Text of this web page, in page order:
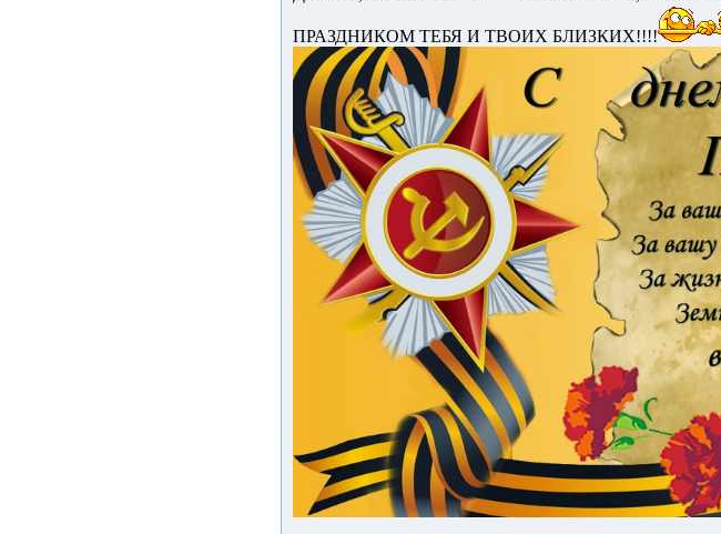
ПРАЗДНИКОМ ТЕБЯ И ТВОИХ БЛИЗКИХ!!!!